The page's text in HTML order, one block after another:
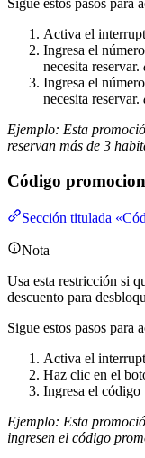
Sigue estos pasos para
Activa el
Ingresa el
necesita reservar.
Ingresa el
necesita reservar.
Ejemplo: Esta
reservan más de 3
Código
Sección titulada
Nota
Usa esta restricción si
descuento para
Sigue estos pasos para
Activa el
Haz clic en el
Ingresa el
Ejemplo: Esta
ingresen el código